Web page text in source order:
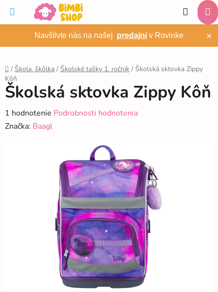
obsah
Navštívte nás na našej predajni v Rovinke ×
Hľadať
Domov
/ Škola, škôlka / Školské tašky 1. ročník / Školská sktovka Zippy
Kôň
Školská sktovka Zippy Kôň
Priemerné
hodnotenie
1 hodnotenie Podrobnosti hodnotenia
Značka: Baagl